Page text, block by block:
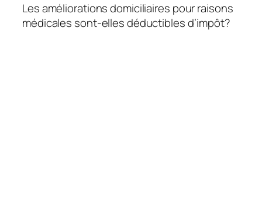
Les améliorations domiciliaires pour raisons
médicales sont-elles déductibles d’impôt?